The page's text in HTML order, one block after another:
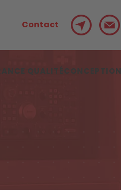
Contact
QUALITÉCONCEPTION